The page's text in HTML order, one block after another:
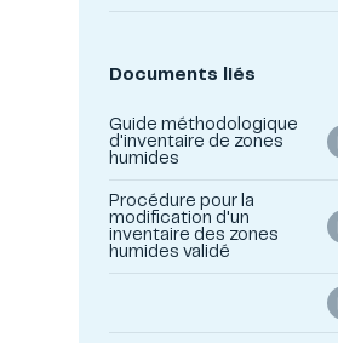
Documents liés
Guide méthodologique
d'inventaire de zones
humides
Procédure pour la
modification d'un
inventaire des zones
humides validé